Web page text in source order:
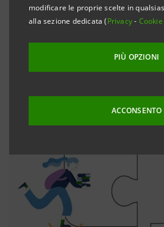
modificare le proprie scelte in
alla sezione dedicata (Privacy-
PIÙ OPZIONI
ACCONSENTO